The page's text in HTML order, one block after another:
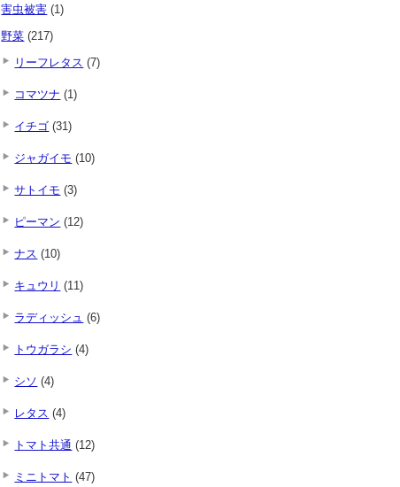
害虫被害 (1)
野菜 (217)
リーフレタス (7)
コマツナ (1)
イチゴ (31)
ジャガイモ (10)
サトイモ (3)
ピーマン (12)
ナス (10)
キュウリ (11)
ラディッシュ (6)
トウガラシ (4)
シソ (4)
レタス (4)
トマト共通 (12)
ミニトマト (47)